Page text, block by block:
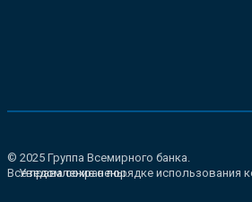
© 2025 Группа Всемирного банка.
Все права сохранены.
Уведомление о порядке использования